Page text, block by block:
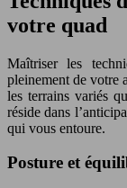
votre quad
Maîtriser les
pleinement de votre
les terrains variés
réside dans
qui vous entoure.
Posture et